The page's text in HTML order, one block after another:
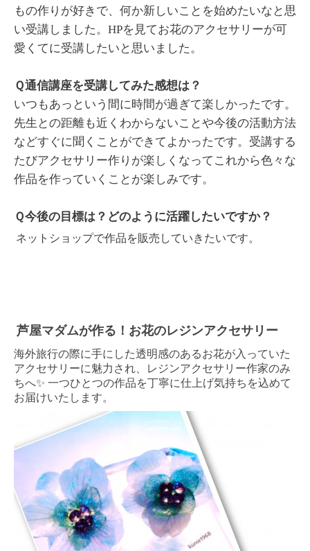
もの作りが好きで、何か新しいことを始めたいなと思
い受講しました。HPを見てお花のアクセサリーが可
愛くてに受講したいと思いました。
Ｑ通信講座を受講してみた感想は？
いつもあっという間に時間が過ぎて楽しかったです。
先生との距離も近くわからないことや今後の活動方法
などすぐに聞くことができてよかったです。受講する
たびアクセサリー作りが楽しくなってこれから色々な
作品を作っていくことが楽しみです。
Ｑ今後の目標は？どのように活躍したいですか？
ネットショップで作品を販売していきたいです。
芦屋マダムが作る！お花のレジンアクセサリー
海外旅行の際に手にした透明感のあるお花が入っていた
アクセサリーに魅力され、レジンアクセサリー作家のみ
ちへ✨ 一つひとつの作品を丁寧に仕上げ気持ちを込めて
お届けいたします。